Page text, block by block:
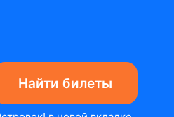
Найти билеты